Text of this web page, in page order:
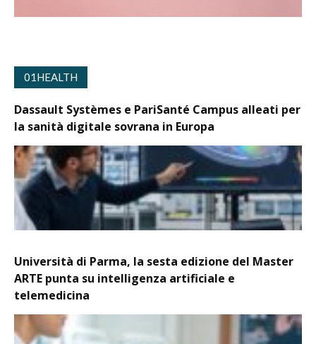
01HEALTH
Dassault Systèmes e PariSanté Campus alleati per
la sanità digitale sovrana in Europa
Università di Parma, la sesta edizione del Master
ARTE punta su intelligenza artificiale e
telemedicina